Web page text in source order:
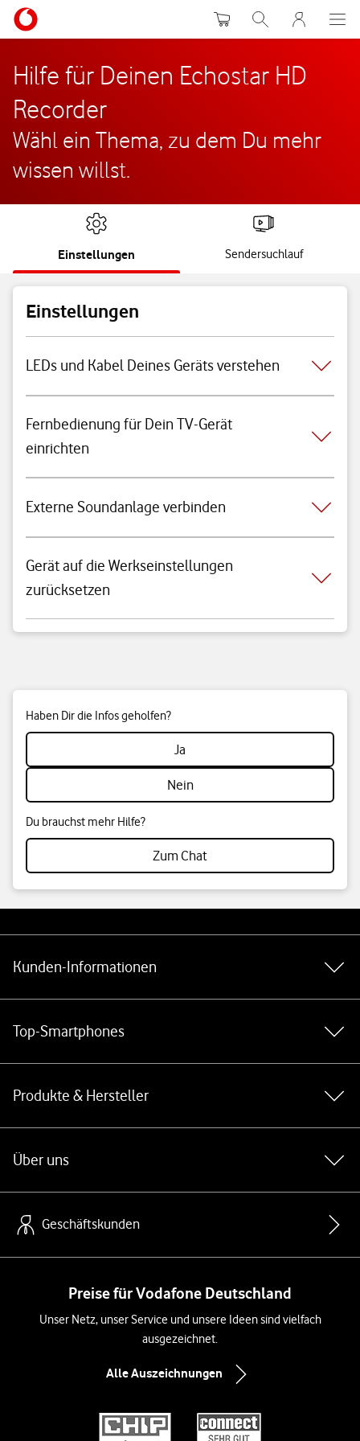
WarenkorbSuche MeinVodafone
Hilfe für Deinen Echostar HD
Recorder
Wähl ein Thema, zu dem Du mehr
wissen willst.
Einstellungen Sendersuchlauf
Einstellungen
LEDs und Kabel Deines Geräts verstehen
Fernbedienung für Dein TV-Gerät
einrichten
Externe Soundanlage verbinden
Gerät auf die Werkseinstellungen
zurücksetzen
Haben Dir die Infos geholfen?
Ja
Nein
Du brauchst mehr Hilfe?
Zum Chat
Kunden-Informationen
Top-Smartphones
Produkte & Hersteller
Über uns
Geschäftskunden
Preise für Vodafone Deutschland
Unser Netz, unser Service und unsere Ideen sind vielfach
ausgezeichnet.
Alle Auszeichnungen